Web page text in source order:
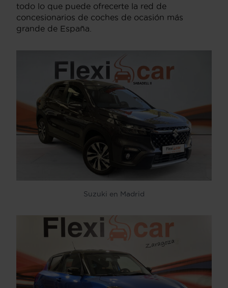
todo lo que puede ofrecerte la red de
concesionarios de coches de ocasión más
grande de España.
Suzuki en Madrid